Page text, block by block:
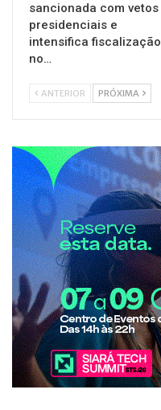
sancionada com vetos
presidenciais e
intensifica fiscalização
no…
ANTERIOR PRÓXIMA